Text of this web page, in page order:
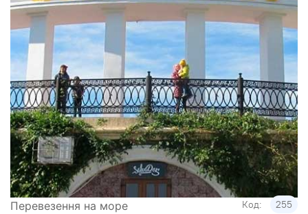
Перевезення на море Код: 255